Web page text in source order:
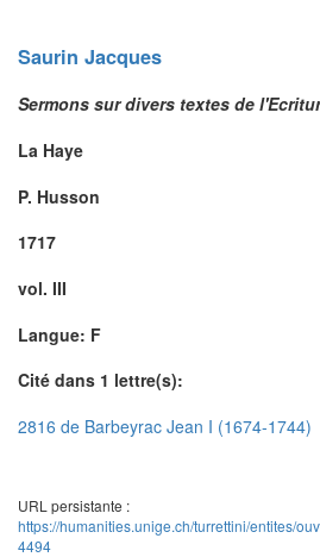
Saurin Jacques
Sermons sur divers textes de
La Haye
P. Husson
1717
vol. III
Langue: F
Cité dans 1 lettre(s):
2816 de Barbeyrac Jean I (1674-1744)
URL persistante :
https://humanities.unige.ch/turrettini/entites/
4494